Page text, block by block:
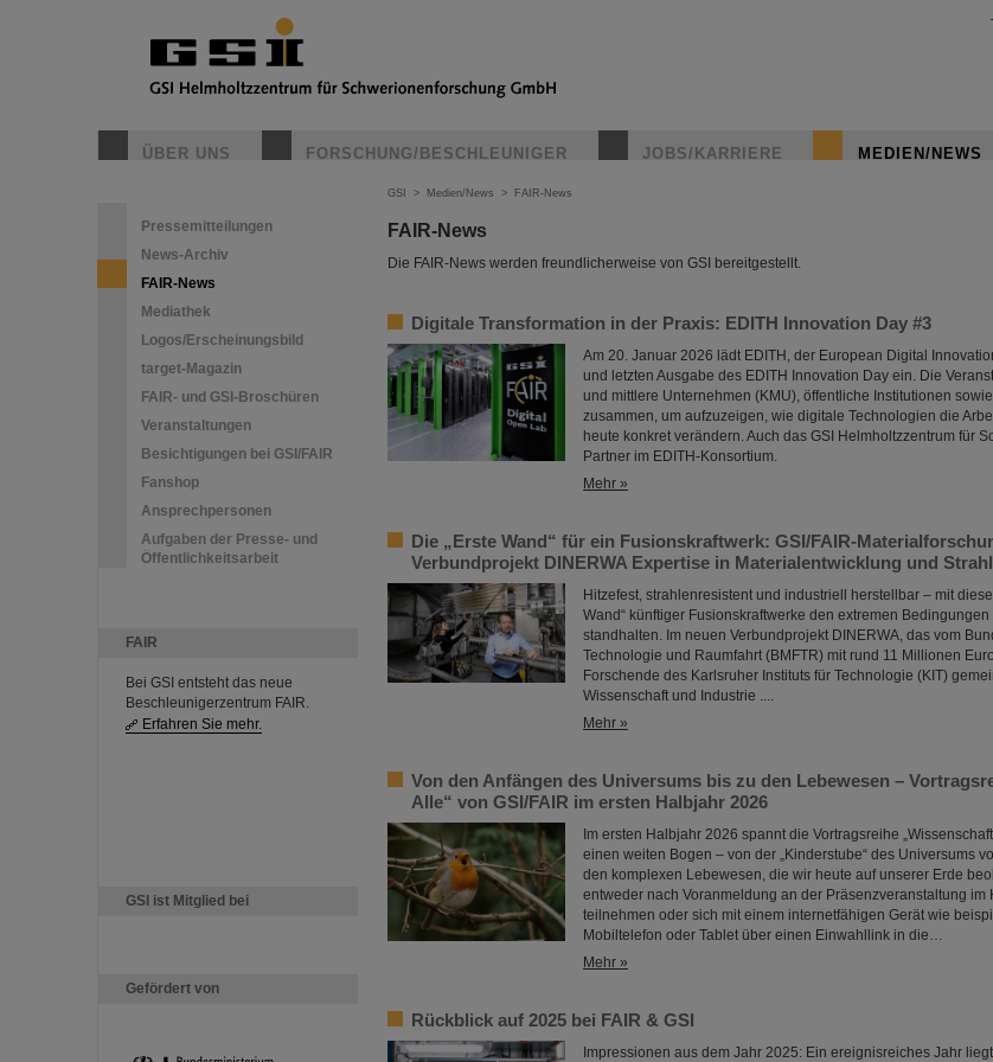
ÜBER UNS FORSCHUNG/BESCHLEUNIGER JOBS/KARRIERE MEDIEN/NEWS
Pressemitteilungen
News-Archiv
FAIR-News
Mediathek
Logos/Erscheinungsbild
target-Magazin
FAIR- und GSI-Broschüren
Veranstaltungen
Besichtigungen bei GSI/FAIR
Fanshop
Ansprechpersonen
Aufgaben der Presse- und
Öffentlichkeitsarbeit
FAIR
Bei GSI entsteht das neue
Beschleunigerzentrum FAIR.
Erfahren Sie mehr.
GSI ist Mitglied bei
Gefördert von
GSI > Medien/News > FAIR-News
FAIR-News
Die FAIR-News werden freundlicherweise von GSI bereitgestellt.
Digitale Transformation in der Praxis: EDITH Innovation Day #3
Am 20. Januar 2026 lädt EDITH, der European Digital
und letzten Ausgabe des EDITH Innovation Day ein. Die
und mittlere Unternehmen (KMU), öffentliche Institutionen
zusammen, um aufzuzeigen, wie digitale Technologien die
heute konkret verändern. Auch das GSI Helmholtzzentrum für
Partner im EDITH-Konsortium.
Mehr »
Die „Erste Wand“ für ein Fusionskraftwerk: GSI/FAIR-
Verbundprojekt DINERWA Expertise in Materialentwicklung und
Hitzefest, strahlenresistent und industriell herstellbar – mit
Wand“ künftiger Fusionskraftwerke den extremen
standhalten. Im neuen Verbundprojekt DINERWA, das vom
Technologie und Raumfahrt (BMFTR) mit rund 11 Millionen
Forschende des Karlsruher Instituts für Technologie (KIT)
Wissenschaft und Industrie ....
Mehr »
Von den Anfängen des Universums bis zu den Lebewesen –
Alle“ von GSI/FAIR im ersten Halbjahr 2026
Im ersten Halbjahr 2026 spannt die Vortragsreihe
einen weiten Bogen – von der „Kinderstube“ des Universums
den komplexen Lebewesen, die wir heute auf unserer Erde
entweder nach Voranmeldung an der Präsenzveranstaltung im
teilnehmen oder sich mit einem internetfähigen Gerät wie
Mobiltelefon oder Tablet über einen Einwahllink in die…
Mehr »
Rückblick auf 2025 bei FAIR & GSI
Impressionen aus dem Jahr 2025: Ein ereignisreiches Jahr